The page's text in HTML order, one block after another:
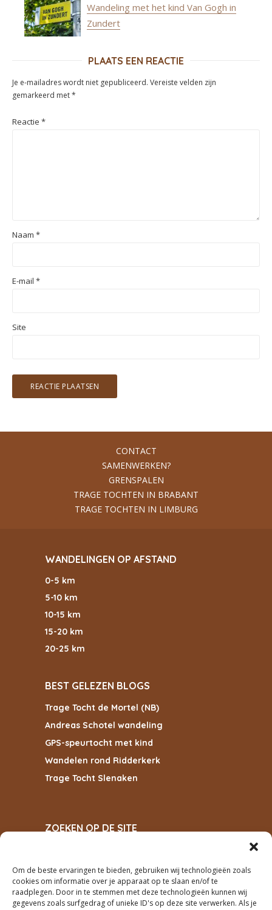
Om de beste ervaringen te bieden, gebruiken wij technologieën zoals
cookies om informatie over je apparaat op te slaan en/of te
raadplegen. Door in te stemmen met deze technologieën kunnen wij
gegevens zoals surfgedrag of unieke ID's op deze site verwerken. Als je
Wandeling met het kind Van Gogh in
Zundert
PLAATS EEN REACTIE
Je e-mailadres wordt niet gepubliceerd. Vereiste velden zijn
gemarkeerd met*
Reactie *
Naam *
E-mail *
Site
CONTACT
SAMENWERKEN?
GRENSPALEN
TRAGE TOCHTEN IN BRABANT
TRAGE TOCHTEN IN LIMBURG
WANDELINGEN OP AFSTAND
0-5 km
5-10 km
10-15 km
15-20 km
20-25 km
BEST GELEZEN BLOGS
Trage Tocht de Mortel (NB)
Andreas Schotel wandeling
GPS-speurtocht met kind
Wandelen rond Ridderkerk
Trage Tocht Slenaken
ZOEKEN OP DE SITE
ZOEKEN